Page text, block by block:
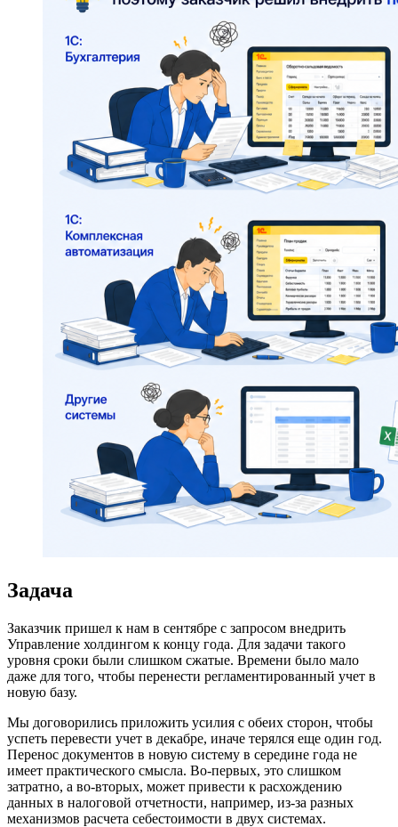
Задача
Заказчик пришел к нам в сентябре с запросом внедрить
Управление холдингом к концу года. Для задачи такого
уровня сроки были слишком сжатые. Времени было мало
даже для того, чтобы перенести регламентированный учет в
новую базу.
Мы договорились приложить усилия с обеих сторон, чтобы
успеть перевести учет в декабре, иначе терялся еще один год.
Перенос документов в новую систему в середине года не
имеет практического смысла. Во-первых, это слишком
затратно, а во-вторых, может привести к расхождению
данных в налоговой отчетности, например, из-за разных
механизмов расчета себестоимости в двух системах.